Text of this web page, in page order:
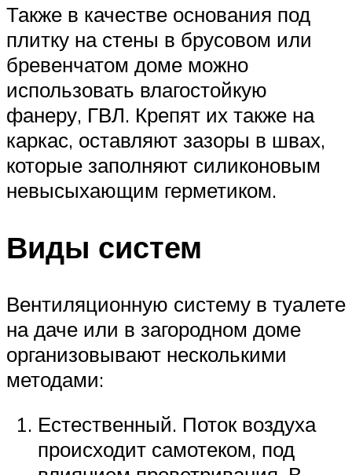
Также в качестве основания под
плитку на стены в брусовом или
бревенчатом доме можно
использовать влагостойкую
фанеру, ГВЛ. Крепят их также на
каркас, оставляют зазоры в швах,
которые заполняют силиконовым
невысыхающим герметиком.
Виды систем
Вентиляционную систему в туалете
на даче или в загородном доме
организовывают несколькими
методами:
Естественный. Поток воздуха
происходит самотеком, под